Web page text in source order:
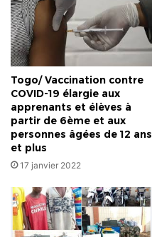
Togo/ Vaccination contre
COVID-19 élargie aux
apprenants et élèves à
partir de 6ème et aux
personnes âgées de 12 ans
et plus
17 janvier 2022